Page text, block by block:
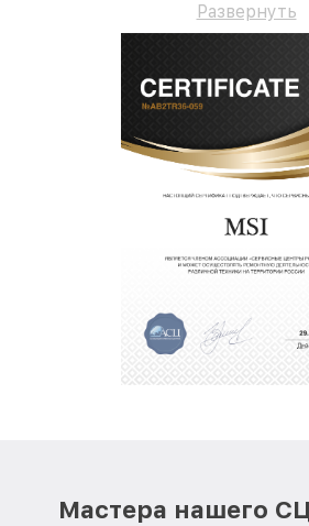
Развернуть
Мастера нашего